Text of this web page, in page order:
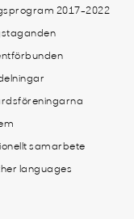
2017-2022
samarbete
languages